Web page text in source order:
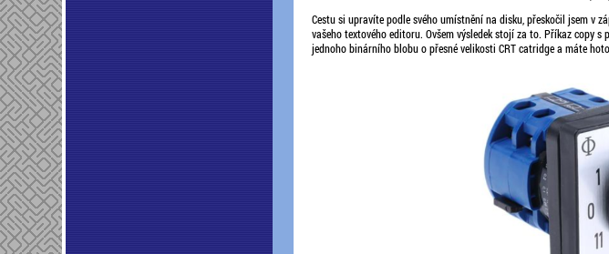
Cestu si upravíte podle svého umístnění na disku, přeskočil jsem v
vašeho textového editoru. Ovšem výsledek stojí za to. Příkaz copy
jednoho binárního blobu o přesné velikosti CRT catridge a máte